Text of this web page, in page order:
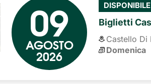
09
AGOSTO
2026
DISPONIBILE
Biglietti
Castello Di
Domenica